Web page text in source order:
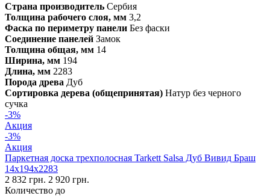
Страна производитель Сербия
Толщина рабочего слоя, мм 3,2
Фаска по периметру панели Без фаски
Соединение панелей Замок
Толщина общая, мм 14
Ширина, мм 194
Длина, мм 2283
Порода древа Дуб
Сортировка дерева (общепринятая) Натур без черного
сучка
-3%
Акция
-3%
Акция
Паркетная доска трехполосная Tarkett Salsa Дуб Вивид Браш
14х194х2283
2 832 грн. 2 920 грн.
Количество до